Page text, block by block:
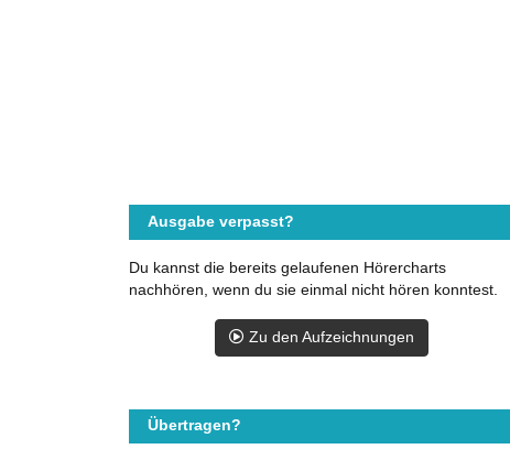
Ausgabe verpasst?
Du kannst die bereits gelaufenen Hörercharts
nachhören, wenn du sie einmal nicht hören konntest.
Zu den Aufzeichnungen
Übertragen?